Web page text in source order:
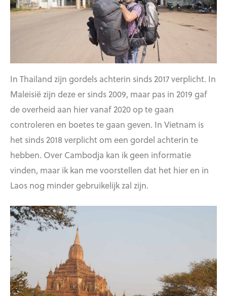
In Thailand zijn gordels achterin sinds 2017 verplicht. In
Maleisië zijn deze er sinds 2009, maar pas in 2019 gaf
de overheid aan hier vanaf 2020 op te gaan
controleren en boetes te gaan geven. In Vietnam is
het sinds 2018 verplicht om een gordel achterin te
hebben. Over Cambodja kan ik geen informatie
vinden, maar ik kan me voorstellen dat het hier en in
Laos nog minder gebruikelijk zal zijn.